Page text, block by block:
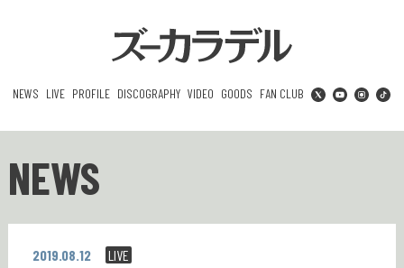
NEWS LIVE PROFILE DISCOGRAPHY VIDEO GOODS FAN CLUB
NEWS
2019.08.12 LIVE